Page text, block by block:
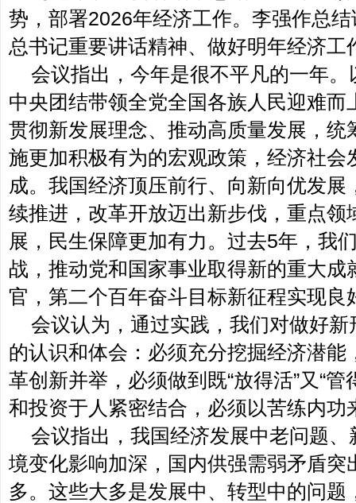
势，部署2026年经济工作。李强作总
总书记重要讲话精神、做好明年经济工
会议指出，今年是很不平凡的一年
中央团结带领全党全国各族人民迎难而
贯彻新发展理念、推动高质量发展，统
施更加积极有为的宏观政策，经济社会
成。我国经济顶压前行、向新向优发
续推进，改革开放迈出新步伐，重点领
展，民生保障更加有力。过去5年，我
战，推动党和国家事业取得新的重大成
官，第二个百年奋斗目标新征程实现良
会议认为，通过实践，我们对做好
的认识和体会：必须充分挖掘经济潜能
革创新并举，必须做到既“放得活”又“
和投资于人紧密结合，必须以苦练内功
会议指出，我国经济发展中老问题
境变化影响加深，国内供强需弱矛盾突
多。这些大多是发展中、转型中的问题